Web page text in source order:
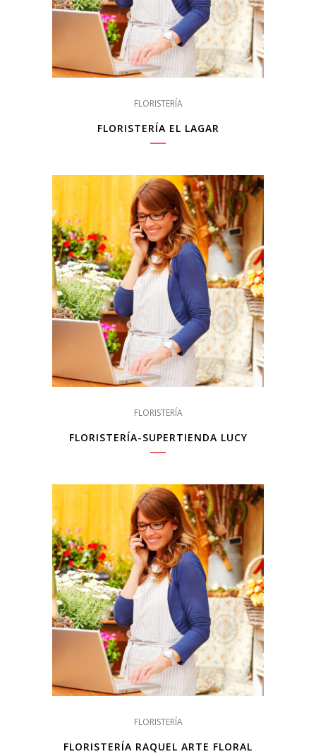
FLORISTERÍA
FLORISTERÍA EL LAGAR
FLORISTERÍA
FLORISTERÍA-SUPERTIENDA LUCY
FLORISTERÍA
FLORISTERÍA RAQUEL ARTE FLORAL